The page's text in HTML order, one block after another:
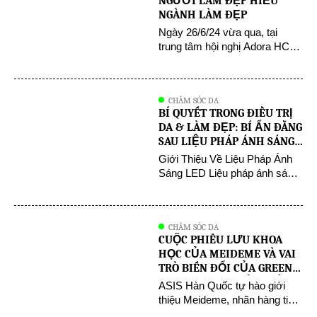
sắc đẹp cho cộng đồng Việt
Nam. Chủ tịch Trần Văn Lật
được đánh giá cao bởi tầm […]
NGÀNH LÀM ĐẸP
Ngày 26/6/24 vừa qua, tại
trung tâm hội nghị Adora HCM
Phượng Tara tổ chức , quy tụ
hàng trăm chuyên gia , khách
mời và học viên đến từ khắp
nơi trong và ngoài nước. Sự
[…]
CHĂM SÓC DA
BÍ QUYẾT TRONG ĐIỀU TRỊ
DA & LÀM ĐẸP: BÍ ẨN ĐẰNG
SAU LIỆU PHÁP ÁNH SÁNG
LED: KHÁM PHÁ BÍ QUYẾT
ĐỂ CÓ LÀN DA RẠNG RỠ
Giới Thiệu Về Liệu Pháp Ánh
Sáng LED Liệu pháp ánh sáng
làm đẹp và người tiêu dùng.
Phương pháp không xâm lấn
này sử dụng các bước sóng
ánh sáng đặc thù để giải quyết
[…]
CHĂM SÓC DA
CUỘC PHIÊU LƯU KHOA
HỌC CỦA MEIDEME VÀ VAI
TRÒ BIẾN ĐỔI CỦA GREEN
SALVIA TRONG HỘI CHỨNG
NGHIỆN CORTICOID
ASIS Hàn Quốc tự hào giới
thiệu Meideme, nhãn hàng tiên